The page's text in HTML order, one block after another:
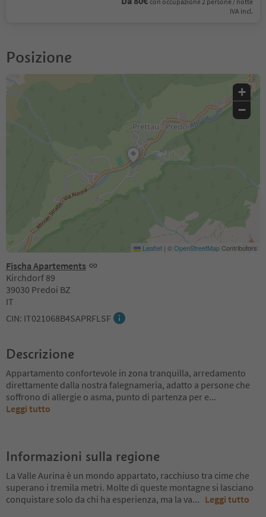
IVA incl.
Posizione
Fischa Apartements
Kirchdorf 89
39030 Predoi BZ
IT
CIN: IT021068B4SAPRFLSF
+
−
Leaflet | ©OpenStreetMapContributors
Descrizione
Appartamento confortevole in zona tranquilla, arredamento
direttamente dalla nostra falegnameria, adatto a persone che
soffrono di allergie o asma, punto di partenza per e...
Leggi tutto
Informazioni sulla regione
La Valle Aurina è un mondo appartato, racchiuso tra cime che
superano i tremila metri. Molte di queste montagne si lasciano
conquistare solo da chi ha esperienza, ma la va... Leggi tutto